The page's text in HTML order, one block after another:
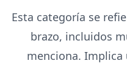
Esta categoría se
brazo, incluidos
menciona. Implica